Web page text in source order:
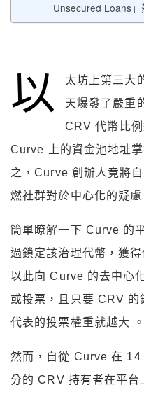
Unsecured Loans」
以
太坊上第三大
天爆發了嚴重
CRV 代幣比
Curve 上的資金池地址
之，Curve 創辦人竟將
燃社群對於中心化的疑慮
簡單瞭解一下 Curve 的
過鎖定該治理代幣，獲
以此向 Curve 的去中心
或投票，且只要 CRV
代表的投票權重就越大 。
然而，自從 Curve 在
分的 CRV 持有者在平台